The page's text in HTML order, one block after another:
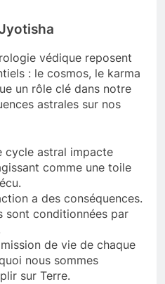
védique reposent
: le cosmos, le karma
un rôle clé dans notre
astrales sur nos
cycle astral impacte
comme une toile
a des conséquences.
sont conditionnées par
mission de vie de chaque
nous sommes
sur Terre.